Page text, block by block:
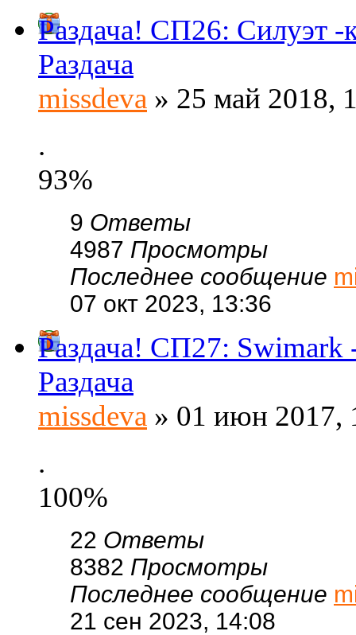
Раздача! СП26: Силуэт
Раздача
missdeva » 25 май 2018,
.
93%
9 Ответы
4987 Просмотры
Последнее сообщение
07 окт 2023, 13:36
Раздача! СП27:
Раздача
missdeva » 01 июн 2017,
.
100%
22 Ответы
8382 Просмотры
Последнее сообщение
21 сен 2023, 14:08